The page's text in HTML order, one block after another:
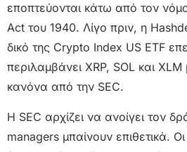
εποπτεύονται κάτω από τον
Act του 1940. Λίγο πριν, η
δικό της Crypto Index US ETF
περιλαμβάνει XRP, SOL και
κανόνα από την SEC.
Η SEC αρχίζει να ανοίγει τον
managers μπαίνουν επιθετικά.